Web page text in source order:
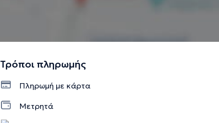
Τρόποι πληρωμής
Πληρωμή με κάρτα
Μετρητά